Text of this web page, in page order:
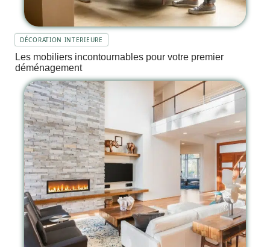
DÉCORATION INTERIEURE
Les mobiliers incontournables pour votre premier
déménagement